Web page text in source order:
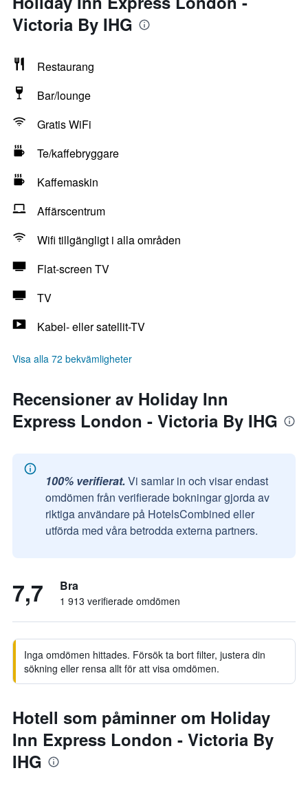
Victoria By IHG
Restaurang
Bar/lounge
Gratis WiFi
Te/kaffebryggare
Kaffemaskin
Affärscentrum
Wifi tillgängligt i alla områden
Flat-screen TV
TV
Kabel- eller satellit-TV
Visa alla 72 bekvämligheter
Recensioner av Holiday Inn
Express London - Victoria By IHG
100% verifierat. Vi samlar in och visar endast
omdömen från verifierade bokningar gjorda av
riktiga användare på HotelsCombined eller
utförda med våra betrodda externa partners.
7,7 Bra
1 913 verifierade omdömen
Inga omdömen hittades. Försök ta bort filter, justera din
sökning eller rensa allt för att visa omdömen.
Hotell som påminner om Holiday
Inn Express London - Victoria By
IHG